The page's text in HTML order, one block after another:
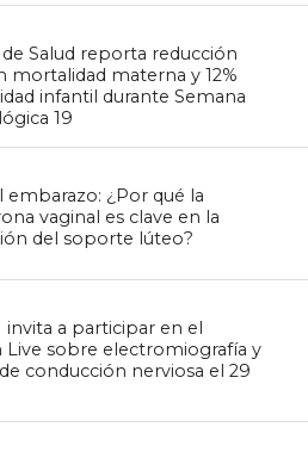
Salud reporta reducción
mortalidad materna y 12%
infantil durante Semana
19
embarazo: ¿Por qué la
vaginal es clave en la
del soporte lúteo?
invita a participar en el
Live sobre electromiografía y
conducción nerviosa el 29